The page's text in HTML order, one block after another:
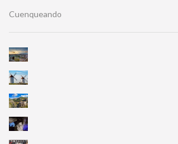
Cuenqueando